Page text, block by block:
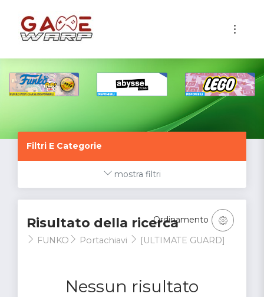
Filtri E Categorie
mostra filtri
Risultato della ricerca
FUNKO Portachiavi [ULTIMATE GUARD]
Nessun risultato
Ordinamento